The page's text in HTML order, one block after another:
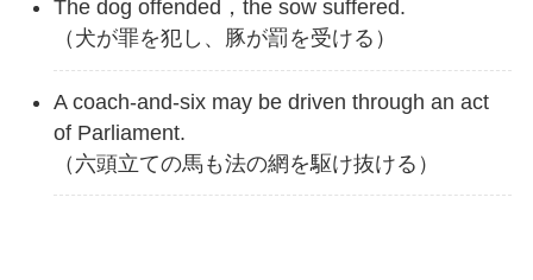
The dog offended，the sow suffered.
（犬が罪を犯し、豚が罰を受ける）
A coach-and-six may be driven through an act
of Parliament.
（六頭立ての馬も法の網を駆け抜ける）